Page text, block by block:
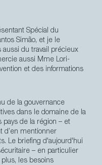
Spécial du
Simão, et je le
du travail précieux
aussi Mme Lori-
et des informations
de la gouvernance
dans le domaine de la
pays de la région – et
d’en mentionner
Le briefing d'aujourd'hui
– en particulier
les besoins